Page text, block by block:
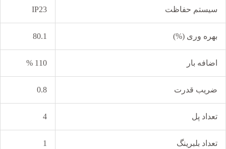
سیستم حفاظت IP23
بهره وری (%) 80.1
اضافه بار 110 %
ضریب قدرت 0.8
تعداد پل 4
تعداد بلبرینگ 1